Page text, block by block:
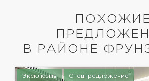
В РАЙОНЕ
Эксклюзив Спецпредложение